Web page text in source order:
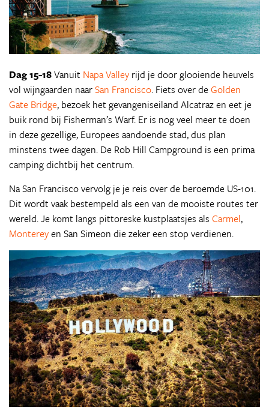
Dag 15-18Vanuit Napa Valley rijd je door glooiende heuvels
vol wijngaarden naarSan Francisco. Fiets over deGolden
Gate Bridge, bezoek het gevangeniseiland Alcatraz en eet je
buik rond bij Fisherman’s Warf. Er is nog veel meer te doen
in deze gezellige, Europees aandoende stad, dus plan
minstens twee dagen. De Rob Hill Campground is een prima
camping dichtbij het centrum.
Na San Francisco vervolg je je reis over de beroemde US-101.
Dit wordt vaak bestempeld als een van de mooiste routes ter
wereld. Je komt langs pittoreske kustplaatsjes als Carmel,
Montereyen San Simeon die zeker een stop verdienen.